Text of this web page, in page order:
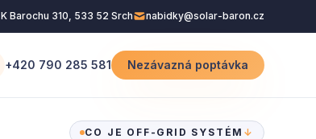
K Barochu 310, 533 52 Srch nabidky@solar-baron.cz
+420 790 285 581 Nezávazná poptávka
CO JE OFF-GRID SYSTÉM ↓